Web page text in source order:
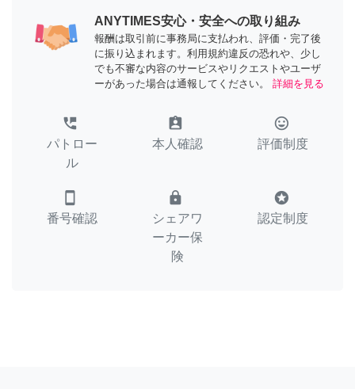
ANYTIMES安心・安全への取り組み
報酬は取引前に事務局に支払われ、評価・完了後
に振り込まれます。利用規約違反の恐れや、少し
でも不審な内容のサービスやリクエストやユーザ
ーがあった場合は通報してください。
詳細を見る
perm_phone_msg
パトロー
ル
assignment_ind
本人確認
tag_faces
評価制度
smartphone
番号確認
lock
シェアワ
ーカー保
険
stars
認定制度